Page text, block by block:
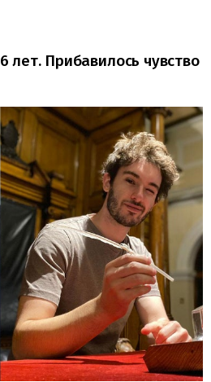
лет. Прибавилось чувство